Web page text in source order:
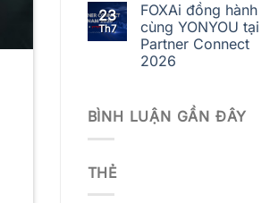
23
Th7
FOXAi đồng hành
cùng YONYOU tại
Partner Connect
2026
BÌNH LUẬN GẦN ĐÂY
THẺ